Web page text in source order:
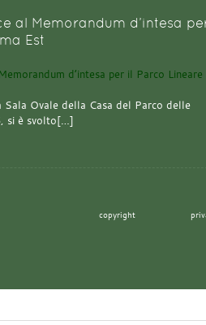
al Memorandum d’intesa
Est
Ovale della Casa del Parco delle
si è svolto[…]
copyright